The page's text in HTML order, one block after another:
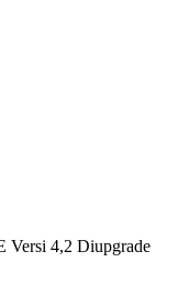
Versi 4,2 Diupgrade